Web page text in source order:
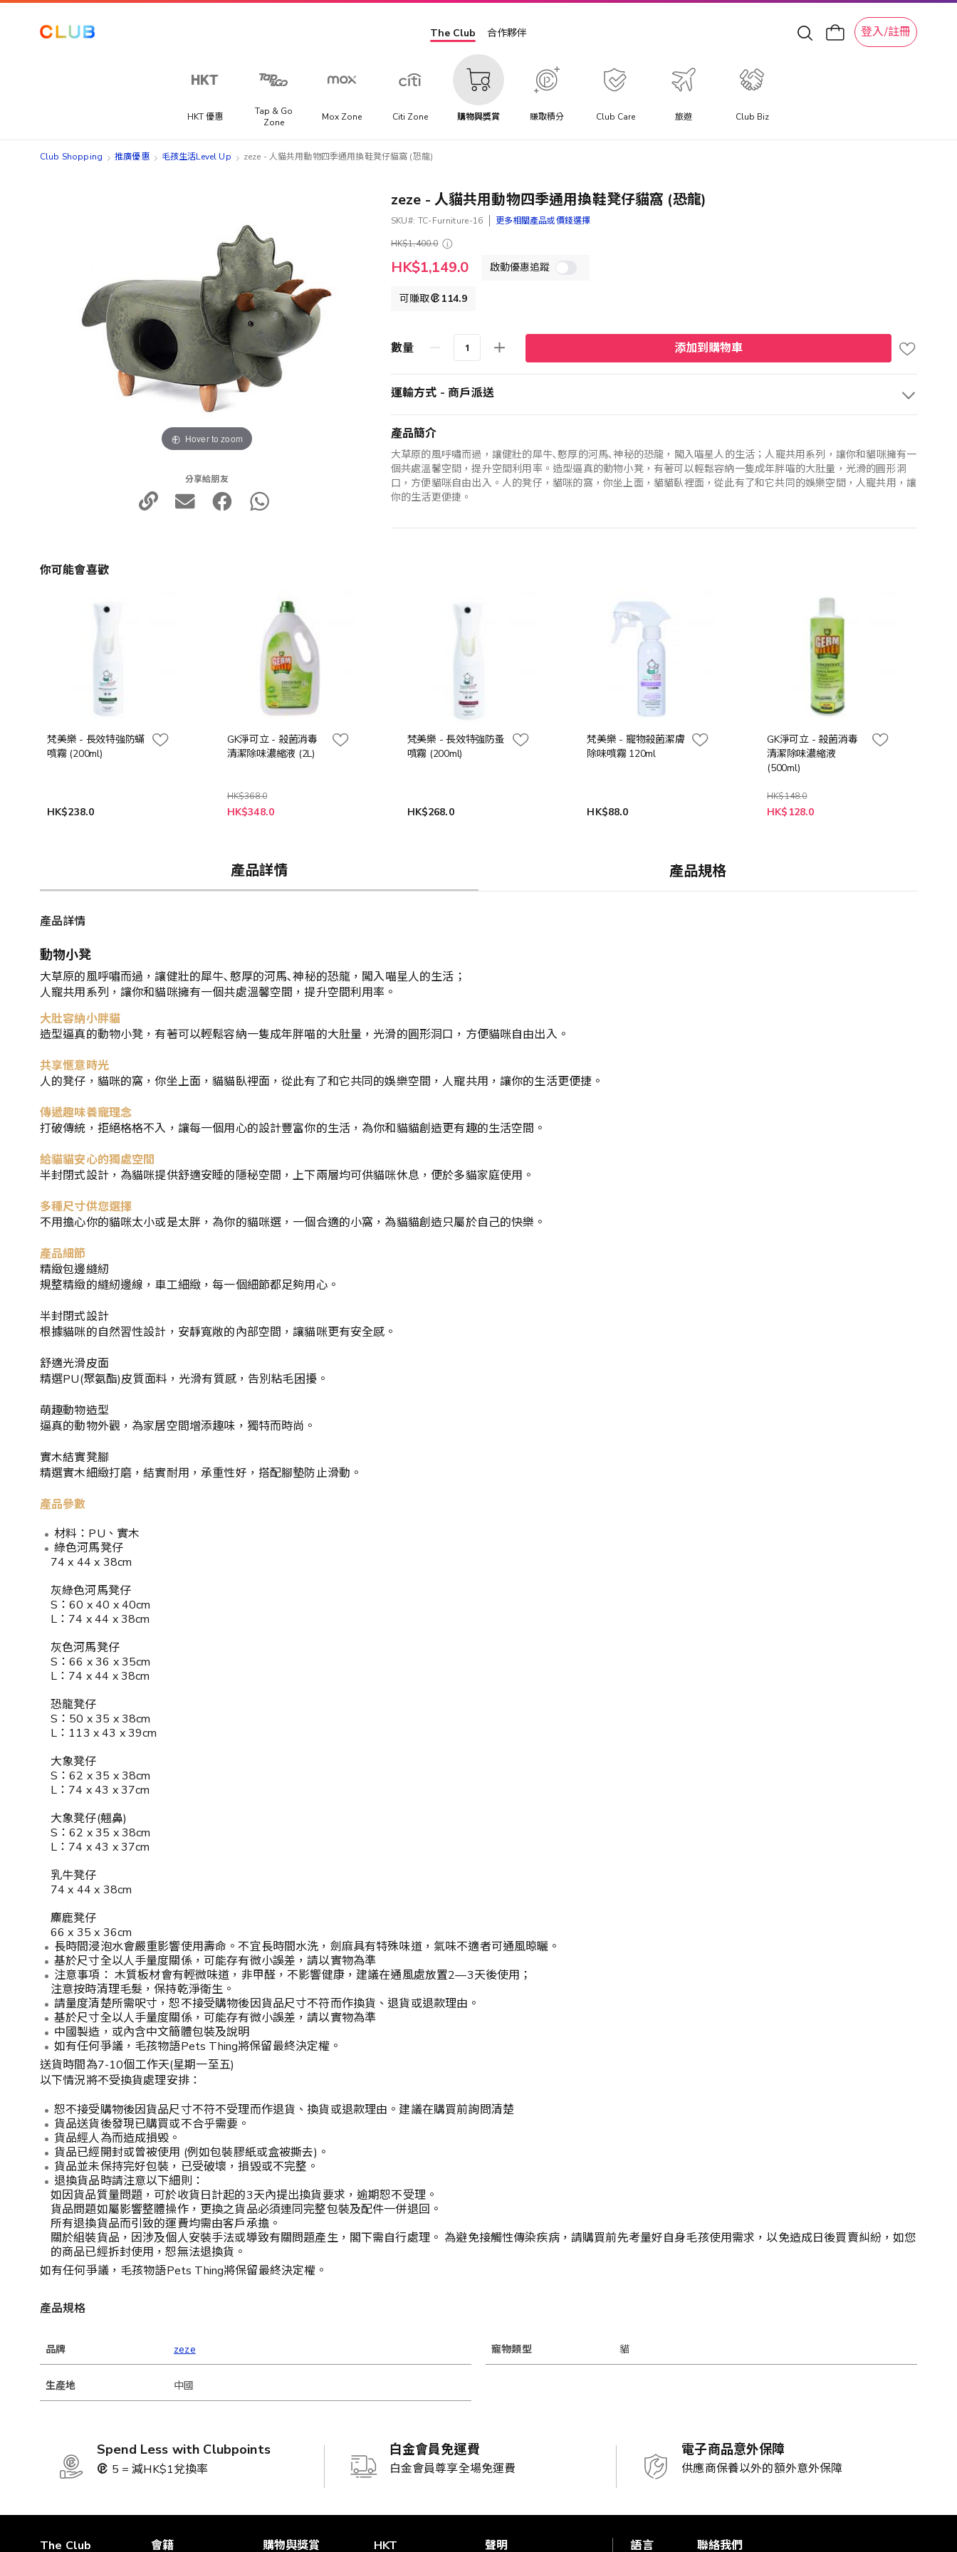
The Club 合作夥伴 登入/註冊
HKT 優惠
Tap & Go
Zone
Mox Zone Citi Zone 購物與獎賞 賺取積分 Club Care 旅遊 Club Biz
Club Shopping 推廣優惠 毛孩生活Level Up zeze - 人貓共用動物四季通用換鞋凳仔貓窩 (恐龍)
Hover to zoom
分享給朋友
zeze - 人貓共用動物四季通用換鞋凳仔貓窩 (恐龍)
SKU TC-Furniture-16
更多相關產品或價錢選擇
HK$1,400.0
特
殊
HK$1,149.0 啟動優惠追蹤
可賺取 114.9
數量 添加到購物車
運輸方式 - 商戶派送
產品簡介
大草原的風呼嘯而過，讓健壯的犀牛､憨厚的河馬､神秘的恐龍，闖入喵星人的生活；人寵共用系列，讓你和貓咪擁有一
個共處溫馨空間，提升空間利用率。造型逼真的動物小凳，有著可以輕鬆容納一隻成年胖喵的大肚量，光滑的圓形洞
口，方便貓咪自由出入。人的凳仔，貓咪的窩，你坐上面，貓貓臥裡面，從此有了和它共同的娛樂空間，人寵共用，讓
你的生活更便捷。
你可能會喜歡
梵美樂 - 長效特強防蟎
噴霧 (200ml)
HK$238.0
GK淨可立 - 殺菌消毒
清潔除味濃縮液 (2L)
HK$368.0
特
HK$348.0
梵美樂 - 長效特強防蚤
噴霧 (200ml)
HK$268.0
梵美樂 - 寵物殺菌潔膚
除味噴霧 120ml
HK$88.0
GK淨可立 - 殺菌消毒
清潔除味濃縮液
(500ml)
HK$148.0
特
HK$128.0
產品詳情 產品規格
產品詳情
動物小凳
大草原的風呼嘯而過，讓健壯的犀牛､憨厚的河馬､神秘的恐龍，闖入喵星人的生活；
人寵共用系列，讓你和貓咪擁有一個共處溫馨空間，提升空間利用率。
大肚容納小胖貓
造型逼真的動物小凳，有著可以輕鬆容納一隻成年胖喵的大肚量，光滑的圓形洞口，方便貓咪自由出入。
共享愜意時光
人的凳仔，貓咪的窩，你坐上面，貓貓臥裡面，從此有了和它共同的娛樂空間，人寵共用，讓你的生活更便捷。
傳遞趣味養寵理念
打破傳統，拒絕格格不入，讓每一個用心的設計豐富你的生活，為你和貓貓創造更有趣的生活空間。
給貓貓安心的獨處空間
半封閉式設計，為貓咪提供舒適安睡的隱秘空間，上下兩層均可供貓咪休息，便於多貓家庭使用。
多種尺寸供您選擇
不用擔心你的貓咪太小或是太胖，為你的貓咪選，一個合適的小窩，為貓貓創造只屬於自己的快樂。
產品細節
精緻包邊縫紉
規整精緻的縫紉邊線，車工細緻，每一個細節都足夠用心。
半封閉式設計
根據貓咪的自然習性設計，安靜寬敞的內部空間，讓貓咪更有安全感。
舒適光滑皮面
精選PU(聚氨酯)皮質面料，光滑有質感，告別粘毛困擾。
萌趣動物造型
逼真的動物外觀，為家居空間增添趣味，獨特而時尚。
實木結實凳腳
精選實木細緻打磨，結實耐用，承重性好，搭配腳墊防止滑動。
產品參數
材料：PU、實木
綠色河馬凳仔
74 x 44 x 38cm
灰綠色河馬凳仔
S：60 x 40 x 40cm
L：74 x 44 x 38cm
灰色河馬凳仔
S：66 x 36 x 35cm
L：74 x 44 x 38cm
恐龍凳仔
S：50 x 35 x 38cm
L：113 x 43 x 39cm
大象凳仔
S：62 x 35 x 38cm
L：74 x 43 x 37cm
大象凳仔(翹鼻)
S：62 x 35 x 38cm
L：74 x 43 x 37cm
乳牛凳仔
74 x 44 x 38cm
麋鹿凳仔
66 x 35 x 36cm
長時間浸泡水會嚴重影響使用壽命。不宜長時間水洗，劍麻具有特殊味道，氣味不適者可通風晾曬。
基於尺寸全以人手量度關係，可能存有微小誤差，請以實物為準
注意事項： 木質板材會有輕微味道，非甲醛，不影響健康，建議在通風處放置2—3天後使用；
注意按時清理毛髮，保持乾淨衛生。
請量度清楚所需呎寸，恕不接受購物後因貨品尺寸不符而作換貨、退貨或退款理由。
基於尺寸全以人手量度關係，可能存有微小誤差，請以實物為準
中國製造，或內含中文簡體包裝及說明
如有任何爭議，毛孩物語Pets Thing將保留最終決定權。
送貨時間為7-10個工作天(星期一至五)
以下情況將不受換貨處理安排：
恕不接受購物後因貨品尺寸不符不受理而作退貨、換貨或退款理由。建議在購買前詢問清楚
貨品送貨後發現已購買或不合乎需要。
貨品經人為而造成損毁。
貨品已經開封或曾被使用 (例如包裝膠紙或盒被撕去)。
貨品並未保持完好包裝，已受破壞，損毀或不完整。
退換貨品時請注意以下細則：
如因貨品質量問題，可於收貨日計起的3天內提出換貨要求，逾期恕不受理。
貨品問題如屬影響整體操作，更換之貨品必須連同完整包裝及配件一併退回。
所有退換貨品而引致的運費均需由客戶承擔。
關於組裝貨品，因涉及個人安裝手法或導致有關問題產生，閣下需自行處理。 為避免接觸性傳染疾病，請購買前先考量好自身毛孩使用需求，以免造成日後買賣糾紛，如您
的商品已經拆封使用，恕無法退換貨。
如有任何爭議，毛孩物語Pets Thing將保留最終決定權。
產品規格
品牌 zeze 寵物類型 貓
生產地 中國
Spend Less with Clubpoints
5 = 減HK$1兌換率
白金會員免運費
白金會員尊享全場免運費
電子商品意外保障
供應商保養以外的額外意外保障
The Club 會籍 購物與獎賞 HKT 聲明 語言 聯絡我們